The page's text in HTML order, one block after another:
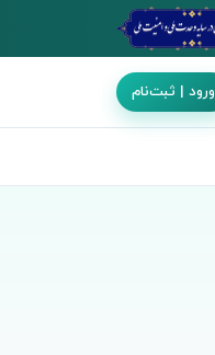
ورود | ثبت‌نام